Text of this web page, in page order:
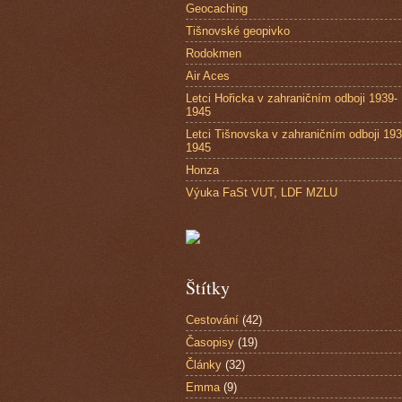
Geocaching
Tišnovské geopivko
Rodokmen
Air Aces
Letci Hořicka v zahraničním odboji 1939-
1945
Letci Tišnovska v zahraničním odboji
1945
Honza
Výuka FaSt VUT, LDF MZLU
Štítky
Cestování (42)
Časopisy (19)
Články (32)
Emma (9)